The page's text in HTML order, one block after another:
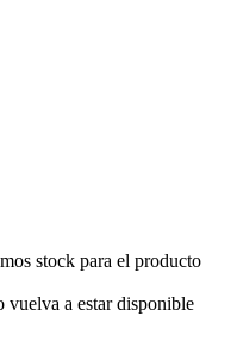
stock para el producto
vuelva a estar disponible